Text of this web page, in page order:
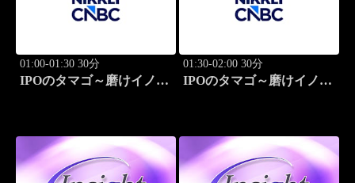
01:00-01:30 30分
IPOのタマゴ～磨けイノベ
01:30-02:00 30分
IPOのタマゴ～磨けイノベ